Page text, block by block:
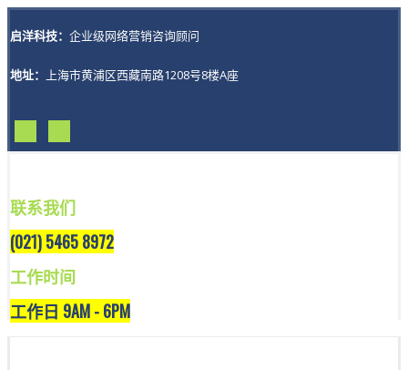
启洋科技： 企业级网络营销咨询顾问
地址： 上海市黄浦区西藏南路1208号8楼A座
联系我们
(021) 5465 8972
工作时间
工作日 9AM - 6PM